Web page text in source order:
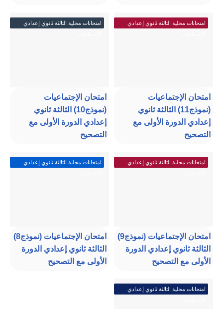
امتحانات محلية الثالثة ثانوي إعدادي
امتحان الإجتماعيات
(نموذج11) الثالثة ثانوي
إعدادي الدورة الأولى مع
التصحيح
امتحانات محلية الثالثة ثانوي إعدادي
امتحان الإجتماعيات
(نموذج10) الثالثة ثانوي
إعدادي الدورة الأولى مع
التصحيح
امتحانات محلية الثالثة ثانوي إعدادي
امتحان الإجتماعيات (نموذج9)
الثالثة ثانوي إعدادي الدورة
الأولى مع التصحيح
امتحانات محلية الثالثة ثانوي إعدادي
امتحان الإجتماعيات (نموذج8)
الثالثة ثانوي إعدادي الدورة
الأولى مع التصحيح
امتحانات محلية الثالثة ثانوي إعدادي